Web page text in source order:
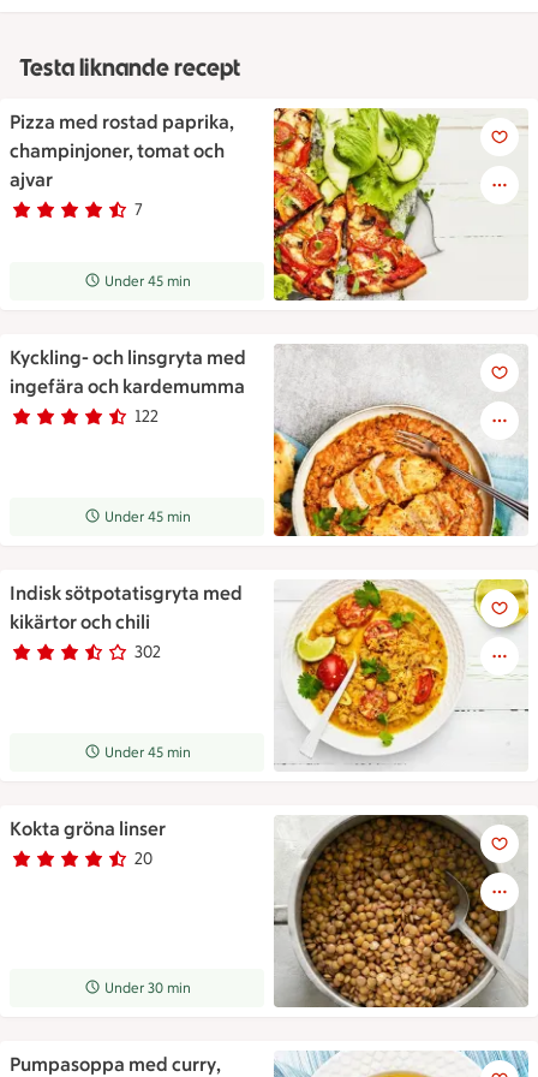
Testa liknande recept
Pizza med rostad paprika,
champinjoner, tomat och
ajvar
Betyg 4.4 av 5. 7
7 personer har röstat
Receptet tar Under 45 min att tillaga
Under 45 min
Pizza med rostad paprika,
Kyckling- och linsgryta med
ingefära och kardemumma
Betyg 4.2 av 5. 122
122 personer har röstat
Receptet tar Under 45 min att tillaga
Under 45 min
Kyckling- och linsgryta med
Indisk sötpotatisgryta med
kikärtor och chili
Betyg 3.7 av 5. 302
302 personer har röstat
Receptet tar Under 45 min att tillaga
Under 45 min
Indisk sötpotatisgryta med
Kokta gröna linser
Betyg 4.3 av 5. 20
20 personer har röstat
Receptet tar Under 30 min att tillaga
Under 30 min
Kokta gröna linser
Pumpasoppa med curry,
Pumpasoppa med curry,